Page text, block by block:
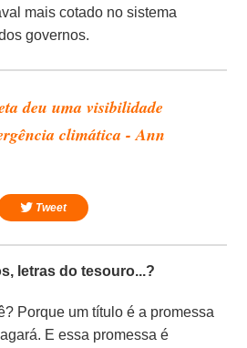
mais cotado no sistema
governos.
deu uma visibilidade
climática - Ann
Tweet
letras do tesouro...?
Porque um título é a promessa
E essa promessa é